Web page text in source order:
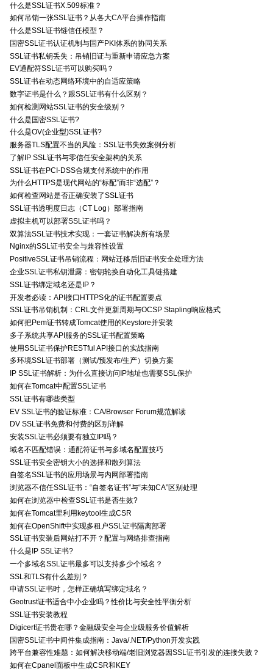
什么是SSL证书X.509标准？
如何吊销一张SSL证书？从各大CA平台操作指南
什么是SSL证书链信任模型？
国密SSL证书认证机制与国产PKI体系的协同关系
SSL证书私钥丢失：吊销旧证与重新申请应急方案
EV通配符SSL证书可以购买吗？
SSL证书在动态网络环境中的自适应策略
数字证书是什么？跟SSL证书有什么区别？
如何检测网站SSL证书的安全级别？
什么是国密SSL证书?
什么是OV(企业型)SSL证书?
服务器TLS配置不当的风险：SSL证书失效案例分析
了解IP SSL证书与零信任安全架构的关系
SSL证书在PCI-DSS合规支付系统中的作用
为什么HTTPS是现代网站的“标配”而非“选配”？
如何检查网站是否正确安装了SSL证书
SSL证书透明度日志（CT Log）部署指南
虚拟主机可以部署SSL证书吗？
双算法SSL证书技术实现：一套证书解决所有场景
Nginx的SSL证书安全与兼容性设置
PositiveSSL证书吊销流程：网站迁移后旧证书安全处理方法
企业SSL证书私钥泄露：密钥轮换自动化工具链搭建
SSL证书绑定域名还是IP？
开发者必读：API接口HTTPS化的证书配置要点
SSL证书吊销机制：CRL文件更新周期与OCSP Stapling响应格式
如何把Pem证书转成Tomcat使用的Keystore并安装
多子系统共享API服务的SSL证书配置策略
使用SSL证书保护RESTful API接口的实战指南
多环境SSL证书部署（测试/预发布/生产）切换方案
IP SSL证书解析：为什么直接访问IP地址也需要SSL保护
如何在Tomcat中配置SSL证书
SSL证书有哪些类型
EV SSL证书的验证标准：CA/Browser Forum规范解读
DV SSL证书免费和付费的区别详解
安装SSL证书必须要有独立IP吗？
域名不匹配错误：通配符证书与多域名配置技巧
SSL证书安全密钥大小的选择和散列算法
自签名SSL证书的应用场景与内网部署指南
浏览器不信任SSL证书：“自签名证书”与“未知CA”区别处理
如何在浏览器中检查SSL证书是否生效?
如何在Tomcat里利用keytool生成CSR
如何在OpenShift中实现多租户SSL证书隔离部署
SSL证书安装后网站打不开？配置与网络排查指南
什么是IP SSL证书?
一个多域名SSL证书最多可以支持多少个域名？
SSL和TLS有什么差别？
申请SSL证书时，怎样正确填写绑定域名？
Geotrust证书适合中小企业吗？性价比与安全性平衡分析
SSL证书安装教程
Digicert证书贵在哪？金融级安全与企业级服务价值解析
国密SSL证书中间件集成指南：Java/.NET/Python开发实践
跨平台兼容性难题：如何解决移动端/老旧浏览器因SSL证书引发的连接失败？
如何在Cpanel面板中生成CSR和KEY